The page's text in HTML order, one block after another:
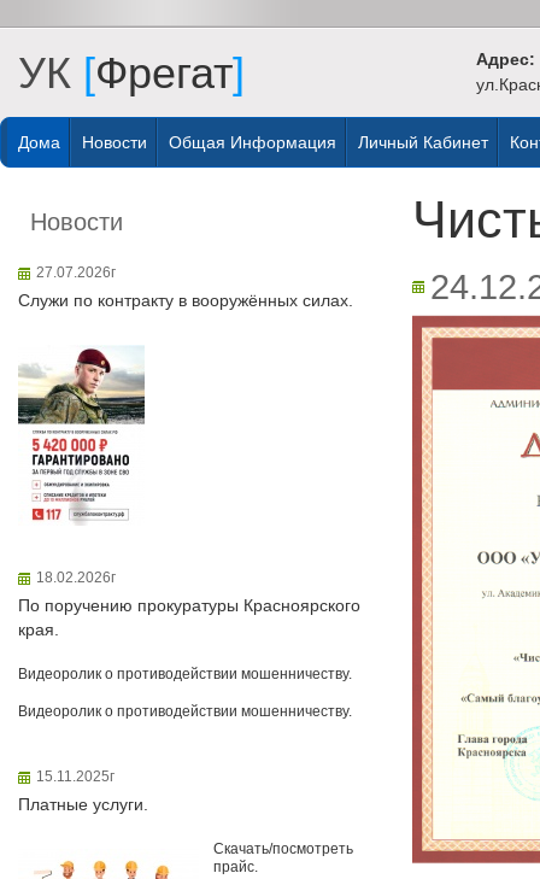
УК [Фрегат] Адрес:
Дома Новости Общая Информация Личный Кабинет
Новости
27.07.2026г
Служи по контракту в вооружённых силах.
18.02.2026г
По поручению прокуратуры Красноярского
края.
Видеоролик о противодействии мошенничеству.
Видеоролик о противодействии мошенничеству.
15.11.2025г
Платные услуги.
Скачать/посмотреть
прайс.